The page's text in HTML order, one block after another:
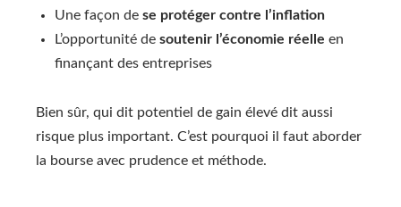
Une façon de se protéger contre l’inflation
L’opportunité de soutenir l’économie réelle en
finançant des entreprises
Bien sûr, qui dit potentiel de gain élevé dit aussi
risque plus important. C’est pourquoi il faut aborder
la bourse avec prudence et méthode.